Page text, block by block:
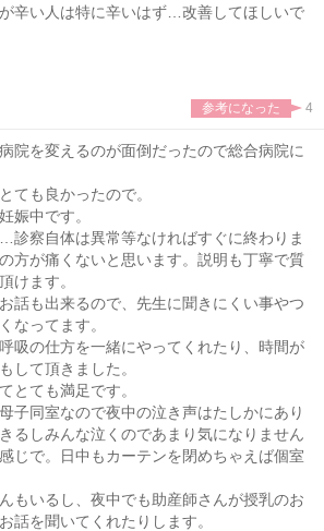
辛い人は特に辛いはず…改善してほしいで
参考になった 4
院を変えるのが面倒だったので総合病院に
ても良かったので。
娠中です。
診察自体は異常等なければすぐに終わりま
方が痛くないと思います。説明も丁寧で質
けます。
話も出来るので、先生に聞きにくい事やつ
なってます。
吸の仕方を一緒にやってくれたり、時間が
して頂きました。
とても満足です。
子同室なので夜中の泣き声はたしかにあり
るしみんな泣くのであまり気になりません
じで。日中もカーテンを閉めちゃえば個室
もいるし、夜中でも助産師さんが授乳のお
話を聞いてくれたりします。